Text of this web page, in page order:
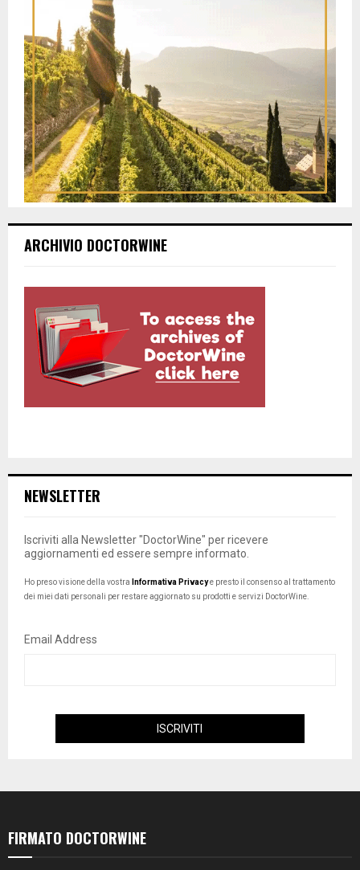
ARCHIVIO DOCTORWINE
NEWSLETTER
Iscriviti alla Newsletter "DoctorWine" per ricevere
aggiornamenti ed essere sempre informato.
Ho preso visione della vostra Informativa Privacye presto il consenso al trattamento
dei miei dati personali per restare aggiornato su prodotti e servizi DoctorWine.
Email Address
FIRMATO DOCTORWINE